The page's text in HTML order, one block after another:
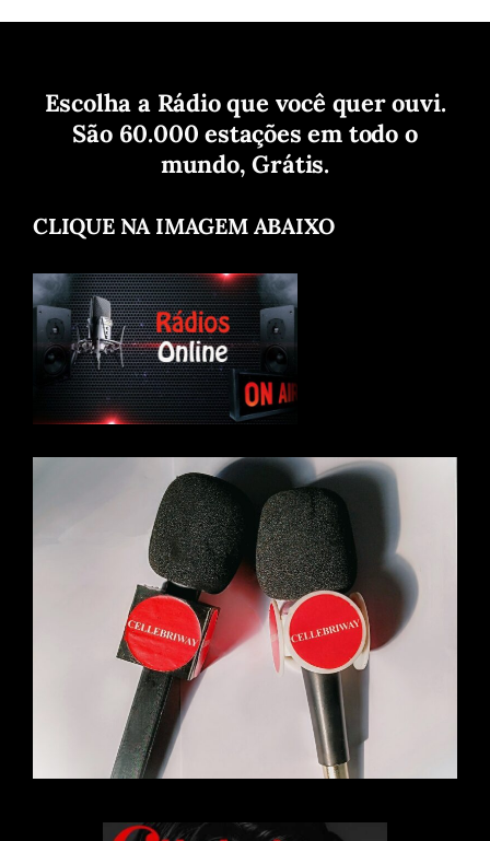
Escolha a Rádio que você quer ouvi.
São 60.000 estações em todo o
mundo, Grátis.
CLIQUE NA IMAGEM ABAIXO